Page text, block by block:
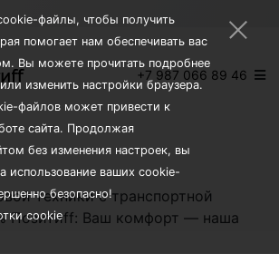
+7 987 066 89 46
×
техники с транспортной
Позитиff: Ваш комфорт — наша
файлы, чтобы получить
помогает нам обеспечивать вас
Вы можете прочитать подробнее
изменить настройки браузера.
файлов может привести к
сайта. Продолжая
без изменения настроек, вы
использование ваших cookie-
безопасно!
cookie